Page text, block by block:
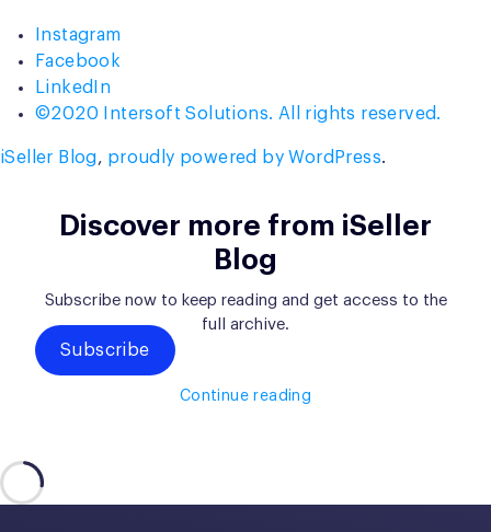
Instagram
Facebook
LinkedIn
©2020 Intersoft Solutions. All rights reserved.
iSeller Blog, proudly powered by WordPress.
Discover more from iSeller
Blog
Subscribe now to keep reading and get access to the
full archive.
Subscribe
Continue reading